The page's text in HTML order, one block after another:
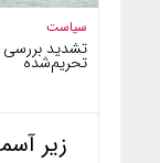
سیاست
تشدید
تحریم‌شده
زیر